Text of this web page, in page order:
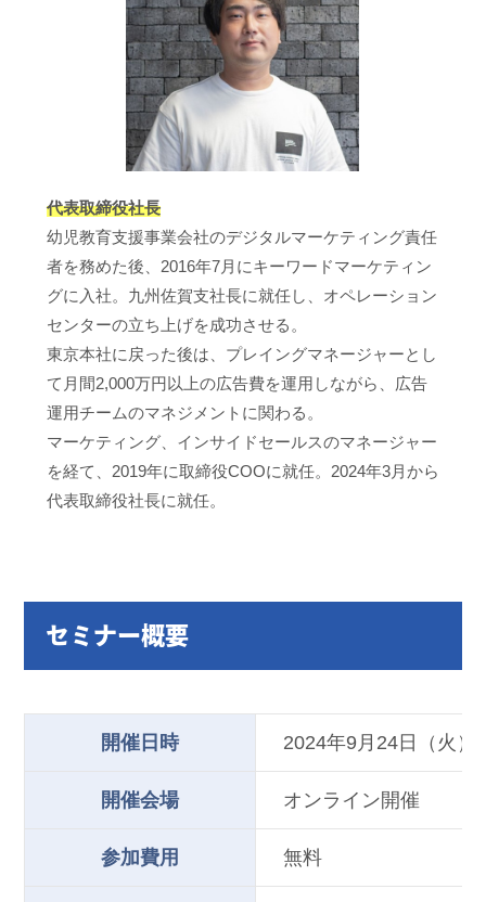
代表取締役社長
幼児教育支援事業会社のデジタルマーケティング責任
者を務めた後、2016年7月にキーワードマーケティン
グに入社。九州佐賀支社長に就任し、オペレーション
センターの立ち上げを成功させる。
東京本社に戻った後は、プレイングマネージャーとし
て月間2,000万円以上の広告費を運用しながら、広告
運用チームのマネジメントに関わる。
マーケティング、インサイドセールスのマネージャー
を経て、2019年に取締役COOに就任。2024年3月から
代表取締役社長に就任。
セミナー概要
開催日時 2024年9月24日（火）
開催会場 オンライン開催
参加費用 無料